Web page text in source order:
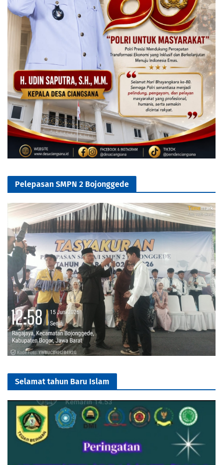
Pelepasan SMPN 2 Bojonggede
Selamat tahun Baru Islam